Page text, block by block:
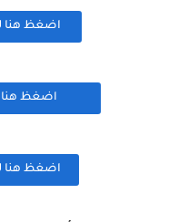
اضغظ هنا
اضغظ هنا
اضغظ هنا